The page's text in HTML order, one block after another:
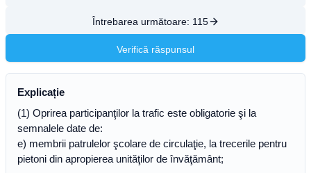
Întrebarea următoare: 115
Verifică răspunsul
Explicație
(1) Oprirea participanţilor la trafic este obligatorie şi la
semnalele date de:
e) membrii patrulelor şcolare de circulaţie, la trecerile pentru
pietoni din apropierea unităţilor de învăţământ;